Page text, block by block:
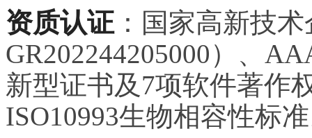
资质认证：国家高新技
GR202244205000）、
新型证书及7项软件著作
ISO10993生物相容性标